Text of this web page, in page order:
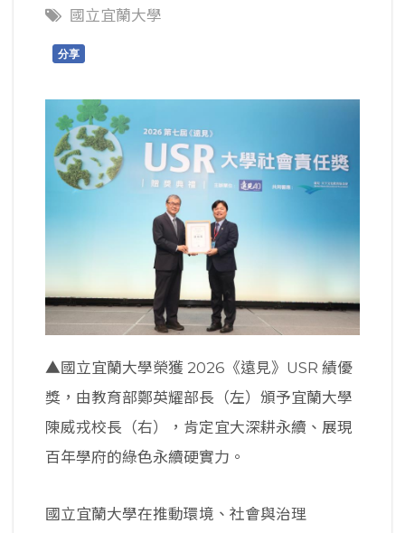
國立宜蘭大學
分享
▲國立宜蘭大學榮獲 2026《遠見》USR 績優
獎，由教育部鄭英耀部長（左）頒予宜蘭大學
陳威戎校長（右），肯定宜大深耕永續、展現
百年學府的綠色永續硬實力。
國立宜蘭大學在推動環境、社會與治理